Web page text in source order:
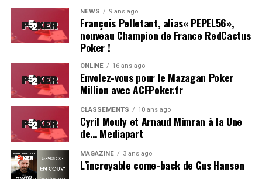
Soleau à gauche, sorti par Logghe au centre
NEWS 9 ans ago
François Pelletant, alias« PEPEL56»,
nouveau Champion de France RedCactus
Poker !
ONLINE 16 ans ago
Envolez-vous pour le Mazagan Poker
Million avec ACFPoker.fr
CLASSEMENTS 10 ans ago
Cyril Mouly et Arnaud Mimran à la Une
de… Mediapart
MAGAZINE 3 ans ago
L’incroyable come-back de Gus Hansen